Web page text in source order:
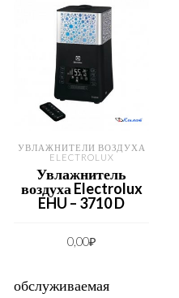
УВЛАЖНИТЕЛИ ВОЗДУХА
ELECTROLUX
Увлажнитель
воздуха Electrolux
EHU – 3710 D
0,00₽
обслуживаемая